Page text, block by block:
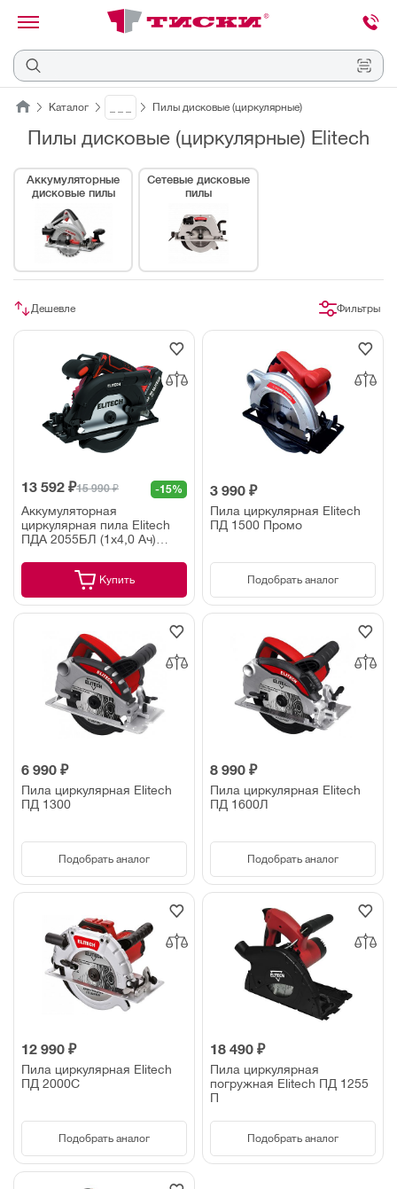
Отмена
на
QR-
штрихкод,
расположенный
ценнике,
товаре
упаковке.
Каталог Пилы дисковые (циркулярные)
Пилы дисковые (циркулярные) Elitech
Аккумуляторные
дисковые пилы
Сетевые дисковые
пилы
Дешевле Фильтры
13 592 ₽15 990 ₽ -15%
Аккумуляторная
циркулярная пила Elitech
ПДА 2055БЛ (1х4,0 Ач)
Купить
3 990 ₽
Пила циркулярная Elitech
ПД 1500 Промо
Подобрать аналог
6 990 ₽
Пила циркулярная Elitech
ПД 1300
Подобрать аналог
8 990 ₽
Пила циркулярная Elitech
ПД 1600Л
Подобрать аналог
12 990 ₽
Пила циркулярная Elitech
ПД 2000С
Подобрать аналог
18 490 ₽
Пила циркулярная
погружная Elitech ПД 1255
П
Подобрать аналог